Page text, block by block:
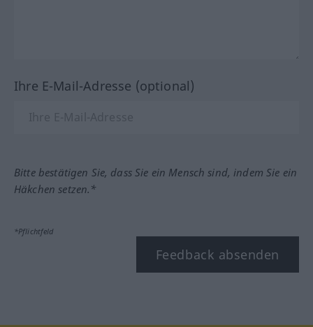
Ihre E-Mail-Adresse (optional)
Bitte bestätigen Sie, dass Sie ein Mensch sind, indem Sie ein
Häkchen setzen.*
*Pflichtfeld
Feedback absenden